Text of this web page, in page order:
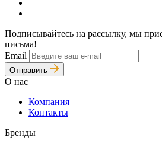
Подписывайтесь на рассылку, мы
письма!
Email
Отправить
О нас
Компания
Контакты
Бренды